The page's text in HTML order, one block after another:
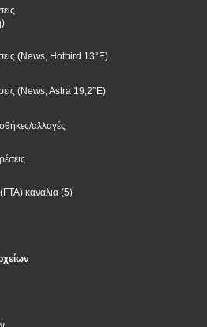
(News, Hotbird 13°E)
(News, Astra 19,2°E)
αλλαγές
κανάλια (5)